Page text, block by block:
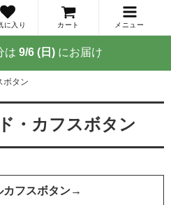
に入り カート メニュー
は 9/6 (日) にお届け
ボタン
・カフスボタン
カフスボタン→